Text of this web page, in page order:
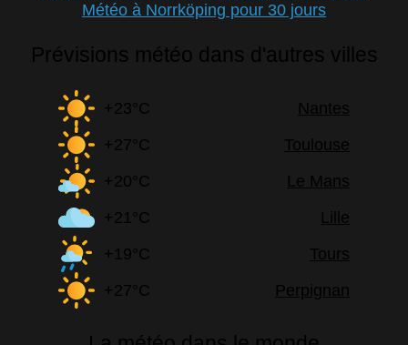
Météo à Norrköping pour 30 jours
Prévisions météo dans d'autres villes
+23°C
Nantes
+27°C
Toulouse
+20°C
Le Mans
+21°C
Lille
+19°C
Tours
+27°C
Perpignan